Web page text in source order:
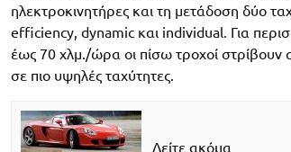
ηλεκτροκινητήρες και τη μετάδοση δύο
efficiency, dynamic και individual. Για
έως 70 χλμ./ώρα οι πίσω τροχοί στρίβουν
σε πιο υψηλές ταχύτητες.
Δείτε ακόμα